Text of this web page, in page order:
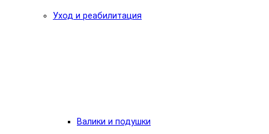
Уход и реабилитация
Валики и подушки